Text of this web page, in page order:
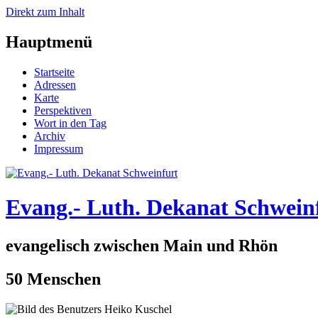
Direkt zum Inhalt
Hauptmenü
Startseite
Adressen
Karte
Perspektiven
Wort in den Tag
Archiv
Impressum
Evang.- Luth. Dekanat
evangelisch zwischen Main und Rhön
50 Menschen